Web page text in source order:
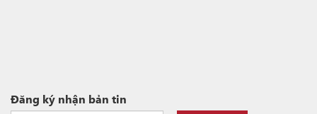
Đăng ký nhận bản tin